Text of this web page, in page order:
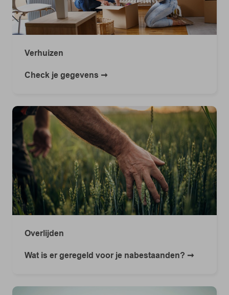
Verhuizen
Check je gegevens
Overlijden
Wat is er geregeld voor je nabestaanden?